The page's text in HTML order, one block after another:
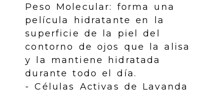
Peso Molecular: forma una
película hidratante en la
superficie de la piel del
contorno de ojos que la alisa
y la mantiene hidratada
durante todo el día.
- Células Activas de Lavanda